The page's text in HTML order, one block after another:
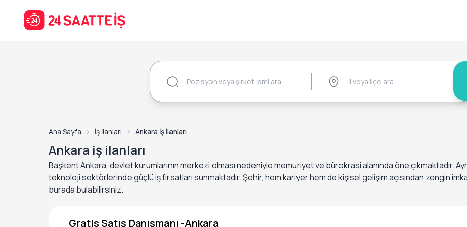
Ana Sayfa İş İlanları Ankara İş İlanları
Ankara iş ilanları
Başkent Ankara, devlet kurumlarının merkezi olması nedeniyle memuriyet ve bürokrasi alanında öne çıkmaktadır.
teknoloji sektörlerinde güçlü iş fırsatları sunmaktadır. Şehir, hem kariyer hem de kişisel gelişim açısından zengin
burada bulabilirsiniz.
Gratis Satış Danışmanı -Ankara